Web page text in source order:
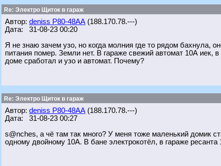
Re: Электро Щиток в гараж
Автор: deniss Р80-48АА (188.170.78.---)
Дата: 31-08-23 00:20
Я не знаю зачем узо, но когда молния где то рядом бахнула,
питания помер. Земли нет. В гараже свежий автомат 10А иек,
доме сработал и узо и автомат. Почему?
Re: Электро Щиток в гараж
Автор: deniss Р80-48АА (188.170.78.---)
Дата: 31-08-23 00:27
s@nches, а чё там так много? У меня тоже маленький домик
одному двойному 10А. В бане электрокотёл, в гараже